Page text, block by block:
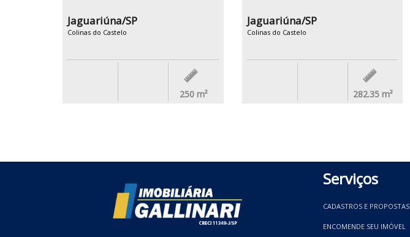
Jaguariúna/SP
Colinas do Castelo
250 m²
Jaguariúna/SP
Colinas do Castelo
282.35 m²
Serviços
CADASTROS E PROPOSTAS
ENCOMENDE SEU IMÓVEL